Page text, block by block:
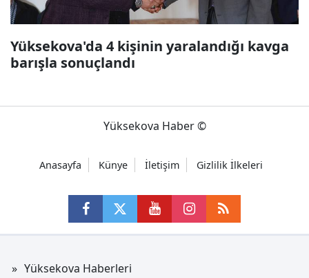
Yüksekova'da 4 kişinin yaralandığı kavga
barışla sonuçlandı
Yüksekova Haber ©
Anasayfa Künye İletişim Gizlilik İlkeleri
Yüksekova Haberleri